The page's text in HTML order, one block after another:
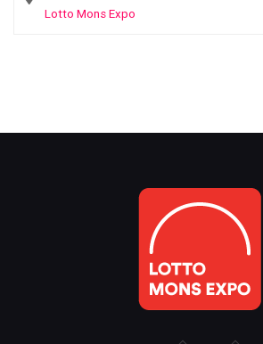
Lotto Mons Expo